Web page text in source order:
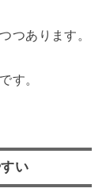
つあります。
す。
い